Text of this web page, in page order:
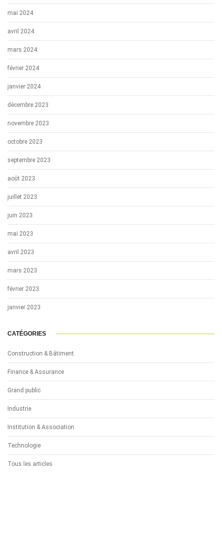
mai 2024
avril 2024
mars 2024
février 2024
janvier 2024
décembre 2023
novembre 2023
octobre 2023
septembre 2023
août 2023
juillet 2023
juin 2023
mai 2023
avril 2023
mars 2023
février 2023
janvier 2023
CATÉGORIES
Construction & Bâtiment
Finance & Assurance
Grand public
Industrie
Institution & Association
Technologie
Tous les articles